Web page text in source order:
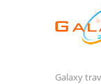
Galaxy